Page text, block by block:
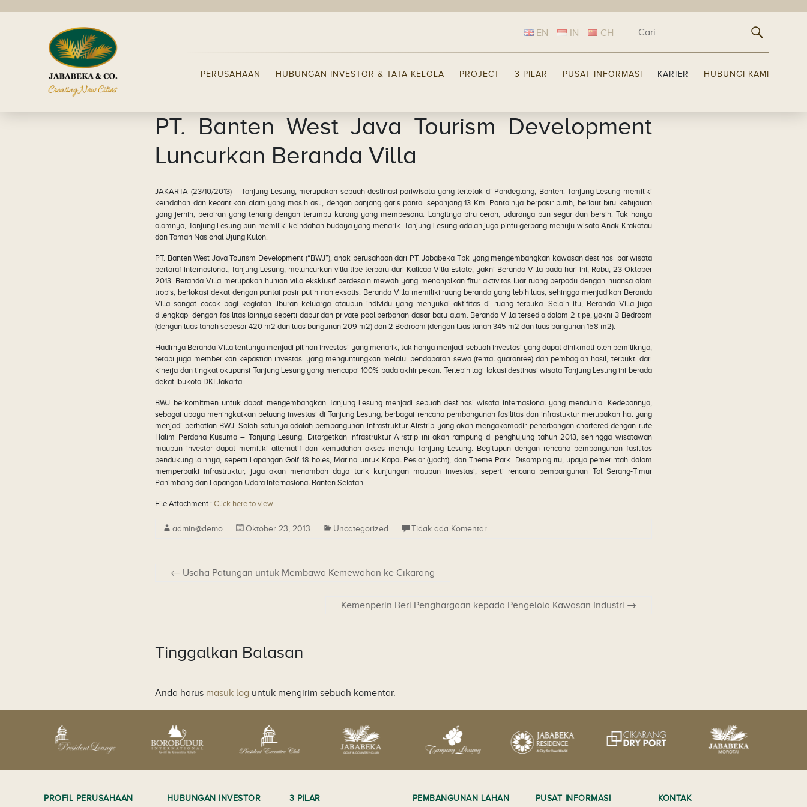
EN IN CH
PERUSAHAAN HUBUNGAN INVESTOR & TATA KELOLA PROJECT 3 PILAR PUSAT INFORMASI KARIER HUBUNGI KAMI
PT. Banten West Java Tourism Development
Luncurkan Beranda Villa
JAKARTA (23/10/2013) – Tanjung Lesung, merupakan sebuah destinasi pariwisata yang terletak di Pandeglang, Banten. Tanjung Lesung memiliki
keindahan dan kecantikan alam yang masih asli, dengan panjang garis pantai sepanjang 13 Km. Pantainya berpasir putih, berlaut biru kehijauan
yang jernih, perairan yang tenang dengan terumbu karang yang mempesona. Langitnya biru cerah, udaranya pun segar dan bersih. Tak hanya
alamnya, Tanjung Lesung pun memiliki keindahan budaya yang menarik. Tanjung Lesung adalah juga pintu gerbang menuju wisata Anak Krakatau
dan Taman Nasional Ujung Kulon.
PT. Banten West Java Tourism Development (“BWJ”), anak perusahaan dari PT. Jababeka Tbk yang mengembangkan kawasan destinasi pariwisata
bertaraf internasional, Tanjung Lesung, meluncurkan villa tipe terbaru dari Kalicaa Villa Estate, yakni Beranda Villa pada hari ini, Rabu, 23 Oktober
2013. Beranda Villa merupakan hunian villa eksklusif berdesain mewah yang menonjolkan fitur aktivitas luar ruang berpadu dengan nuansa alam
tropis, berlokasi dekat dengan pantai pasir putih nan eksotis. Beranda Villa memiliki ruang beranda yang lebih luas, sehingga menjadikan Beranda
Villa sangat cocok bagi kegiatan liburan keluarga ataupun individu yang menyukai aktifitas di ruang terbuka. Selain itu, Beranda Villa juga
dilengkapi dengan fasilitas lainnya seperti dapur dan private pool berbahan dasar batu alam. Beranda Villa tersedia dalam 2 tipe, yakni 3 Bedroom
(dengan luas tanah sebesar 420 m2 dan luas bangunan 209 m2) dan 2 Bedroom (dengan luas tanah 345 m2 dan luas bangunan 158 m2).
Hadirnya Beranda Villa tentunya menjadi pilihan investasi yang menarik, tak hanya menjadi sebuah investasi yang dapat dinikmati oleh pemiliknya,
tetapi juga memberikan kepastian investasi yang menguntungkan melalui pendapatan sewa (rental guarantee) dan pembagian hasil, terbukti dari
kinerja dan tingkat okupansi Tanjung Lesung yang mencapai 100% pada akhir pekan. Terlebih lagi lokasi destinasi wisata Tanjung Lesung ini berada
dekat Ibukota DKI Jakarta.
BWJ berkomitmen untuk dapat mengembangkan Tanjung Lesung menjadi sebuah destinasi wisata internasional yang mendunia. Kedepannya,
sebagai upaya meningkatkan peluang investasi di Tanjung Lesung, berbagai rencana pembangunan fasilitas dan infrastuktur merupakan hal yang
menjadi perhatian BWJ. Salah satunya adalah pembangunan infrastruktur Airstrip yang akan mengakomodir penerbangan chartered dengan rute
Halim Perdana Kusuma – Tanjung Lesung. Ditargetkan infrastruktur Airstrip ini akan rampung di penghujung tahun 2013, sehingga wisatawan
maupun investor dapat memiliki alternatif dan kemudahan akses menuju Tanjung Lesung. Begitupun dengan rencana pembangunan fasilitas
pendukung lainnya, seperti Lapangan Golf 18 holes, Marina untuk Kapal Pesiar (yacht), dan Theme Park. Disamping itu, upaya pemerintah dalam
memperbaiki infrastruktur, juga akan menambah daya tarik kunjungan maupun investasi, seperti rencana pembangunan Tol Serang-Timur
Panimbang dan Lapangan Udara Internasional Banten Selatan.
File Attachment :Click here to view
admin@demo Oktober 23, 2013 Uncategorized Tidak ada Komentar
← Usaha Patungan untuk Membawa Kemewahan ke Cikarang
Kemenperin Beri Penghargaan kepada Pengelola Kawasan Industri →
Tinggalkan Balasan
Anda harus masuk log untuk mengirim sebuah komentar.
PROFIL PERUSAHAAN HUBUNGAN INVESTOR 3 PILAR PEMBANGUNAN LAHAN PUSAT INFORMASI KONTAK